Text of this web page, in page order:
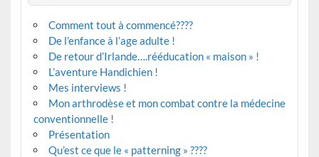
Comment tout à commencé????
De l’enfance à l’age adulte !
De retour d’Irlande….rééducation « maison » !
L’aventure Handichien !
Mes interviews !
Mon arthrodèse et mon combat contre la médecine
conventionnelle !
Présentation
Qu’est ce que le « patterning » ????